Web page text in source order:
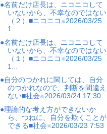
●名前だけ店長は、ニコニコして
いないから、不幸なのではない
（２）■ニコニコ※2026/03/25
1...
●名前だけ店長は、ニコニコして
いないから、不幸なのではない
（１）■ニコニコ※2026/03/25
1...
●自分のつかれに関しては、自分
のつかれなので、判断を間違え
ない■社会※2026/03/24 17:30
●理論的な考え方ができないか
ら、つねに、自分を欺くことが
できる■社会※2026/03/23 7:53